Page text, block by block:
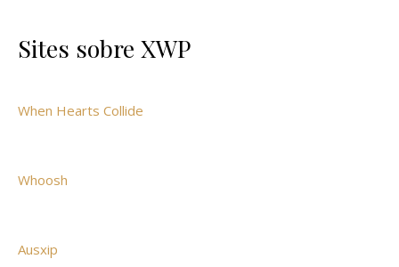
Sites sobre XWP
When Hearts Collide
Whoosh
Ausxip